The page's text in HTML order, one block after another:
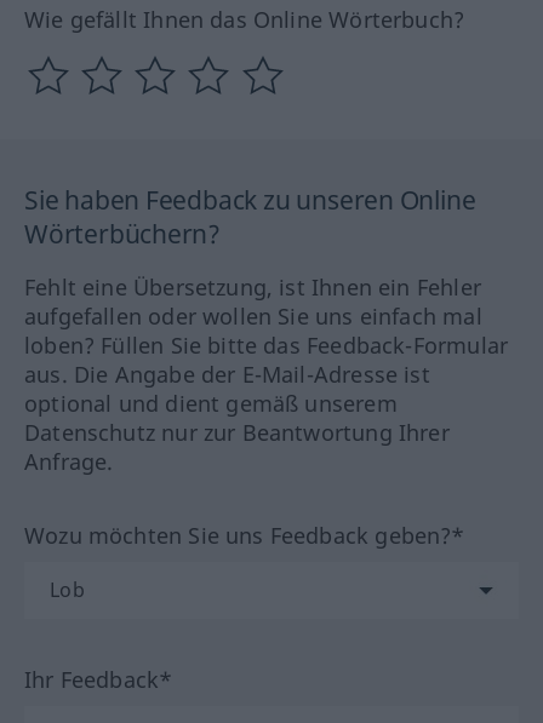
Wie gefällt Ihnen das Online Wörterbuch?
Sie haben Feedback zu unseren Online
Wörterbüchern?
Fehlt eine Übersetzung, ist Ihnen ein Fehler
aufgefallen oder wollen Sie uns einfach mal
loben? Füllen Sie bitte das Feedback-Formular
aus. Die Angabe der E-Mail-Adresse ist
optional und dient gemäß unserem
Datenschutz nur zur Beantwortung Ihrer
Anfrage.
Wozu möchten Sie uns Feedback geben?*
Ihr Feedback*